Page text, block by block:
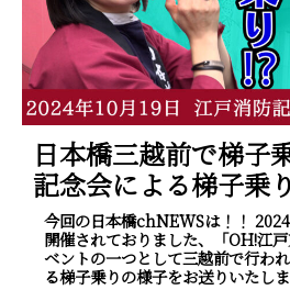
日本橋三越前で梯子
記念会による梯子乗り
今回の日本橋chNEWSは！！
開催されておりました、「OH!江
ベントの一つとして三越前で行わ
る梯子乗りの様子をお送りいたし